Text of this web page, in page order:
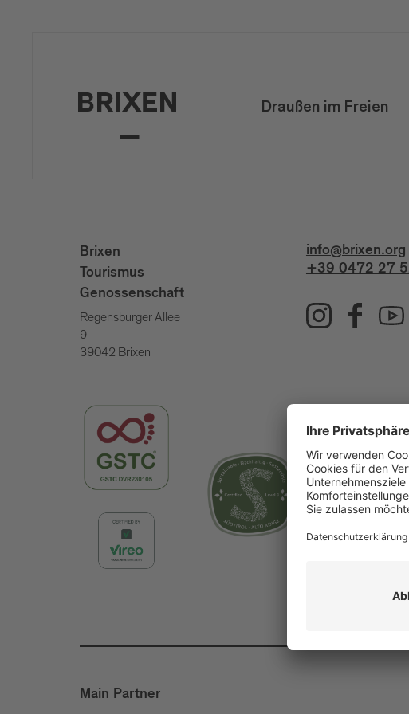
Draußen im Freien
Brixen
Tourismus
Genossenschaft
Regensburger Allee
9
39042 Brixen
info@brixen.org
+39 0472 27
Main Partner